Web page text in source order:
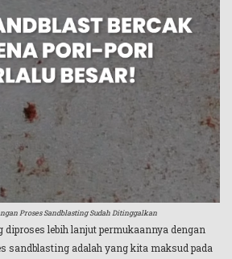
Proses Sandblasting Sudah Ditinggalkan
diproses lebih lanjut permukaannya dengan
sandblasting adalah yang kita maksud pada